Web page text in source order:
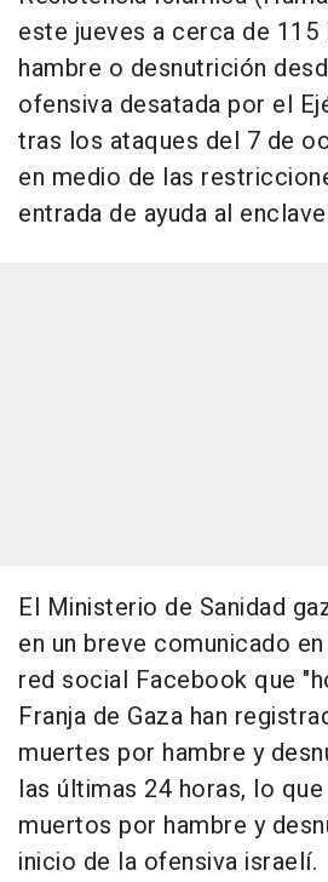
este jueves a cerca de
hambre o desnutrición
ofensiva desatada por el
tras los ataques del 7 de
en medio de las
entrada de ayuda al
El Ministerio de Sanidad
en un breve comunicado
red social Facebook que
Franja de Gaza han
muertes por hambre y
las últimas 24 horas, lo
muertos por hambre y
inicio de la ofensiva israelí.